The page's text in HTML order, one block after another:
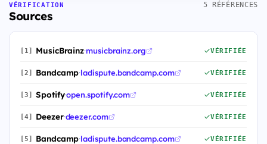
VÉRIFICATION
Sources
5 RÉFÉRENCES
[1] MusicBrainz·musicbrainz.org VÉRIFIÉE
[2] Bandcamp·ladispute.bandcamp.com VÉRIFIÉE
[3] Spotify·open.spotify.com VÉRIFIÉE
[4] Deezer·deezer.com VÉRIFIÉE
[5] Bandcamp·ladispute.bandcamp.com VÉRIFIÉE